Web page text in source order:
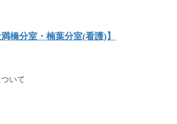
橋分室・楠葉分室(看護)】
いて